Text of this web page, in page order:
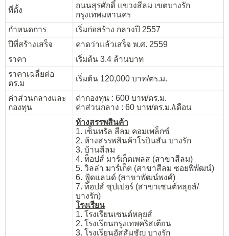
ที่ตั้ง
ถนนสุรศักดิ์ แขวงสีลม เขตบางรัก
กรุงเทพมหานคร
กำหนดการ
เริ่มก่อสร้าง กลางปี 2557
ปีที่สร้างเสร็จ
คาดว่าแล้วเสร็จ พ.ศ. 2559
ราคา
เริ่มต้น 3.4 ล้านบาท
ราคาเฉลี่ยต่อ
ตร.ม
เริ่มต้น 120,000 บาท/ตร.ม.
ค่าส่วนกลางและ
กองทุน
ค่ากองทุน : 600 บาท/ตร.ม.
ค่าส่วนกลาง : 60 บาท/ตร.ม./เดือน
ห้างสรรพสินค้า
1. เซ็นทรัล สีลม คอมเพล็กซ์
2. ห้างสรรพสินค้าโรบินสัน บางรัก
3. บ้านสีลม
4. ท็อปส์ มาร์เก็ตเพลส (สาขาสีลม)
5. วิลล่า มาร์เก็ต (สาขาสีลม ซอยพิพัฒน์)
6. ฟู้ดแลนด์ (สาขาพัฒน์พงศ์)
7. ท็อปส์ ซุปเปอร์ (สาขาเซนต์หลุยส์/
บางรัก)
โรงเรียน
1. โรงเรียนเซนต์หลุยส์
2. โรงเรียนกรุงเทพคริสเตียน
3. โรงเรียนอัสสัมชัญ บางรัก